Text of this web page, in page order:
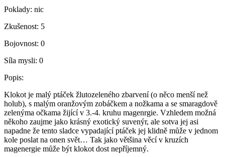
Poklady: nic
Zkušenost: 5
Bojovnost: 0
Síla mysli: 0
Popis:
Klokot je malý ptáček žlutozeleného zbarvení (o něco menší než
holub), s malým oranžovým zobáčkem a nožkama a se smaragdově
zelenýma očkama žijící v 3.-4. kruhu magenrgie. Vzhledem možná
někoho zaujme jako krásný exotický suvenýr, ale sotva jej asi
napadne že tento sladce vypadající ptáček jej klidně může v jednom
kole poslat na onen svět… Tak jako většina věcí v kruzích
magenergie může být klokot dost nepříjemný.